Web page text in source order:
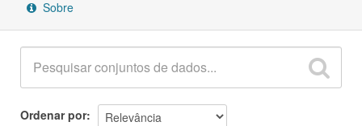
Sobre
Ordenar por